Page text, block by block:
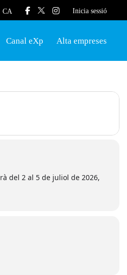
CA Inicia sessió
Canal eXp Alta empreses
del 2 al 5 de juliol de 2026,